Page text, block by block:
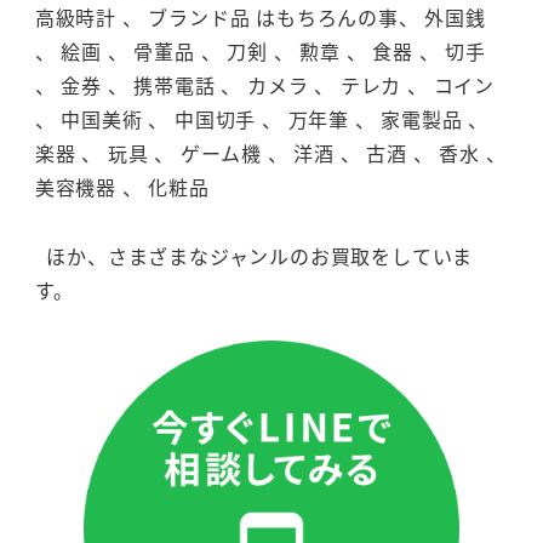
高級時計 、 ブランド品 はもちろんの事、 外国銭
、 絵画 、 骨董品 、 刀剣 、 勲章 、 食器 、 切手
、 金券 、 携帯電話 、 カメラ 、 テレカ 、 コイン
、 中国美術 、 中国切手 、 万年筆 、 家電製品 、
楽器 、 玩具 、 ゲーム機 、 洋酒 、 古酒 、 香水 、
美容機器 、 化粧品
ほか、さまざまなジャンルのお買取をしていま
す。